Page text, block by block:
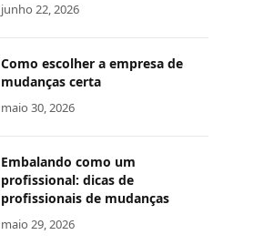
junho 22, 2026
Como escolher a empresa de
mudanças certa
maio 30, 2026
Embalando como um
profissional: dicas de
profissionais de mudanças
maio 29, 2026